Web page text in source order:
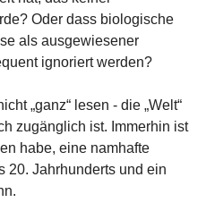
Oder dass biologische
als ausgewiesener
ignoriert werden?
„ganz“ lesen - die „Welt“
zugänglich ist. Immerhin ist
habe, eine namhafte
20. Jahrhunderts und ein